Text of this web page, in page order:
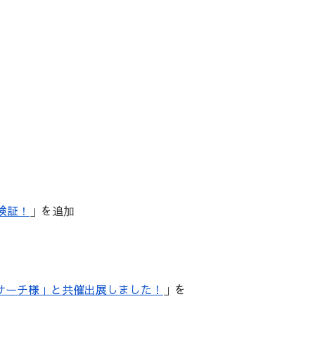
！ 」を追加
チ様」と共催出展しました！ 」を